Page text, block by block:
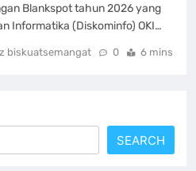
Blankspot tahun 2026 yang
Informatika (Diskominfo) OKI…
biskuatsemangat 0 6 mins
SEARCH